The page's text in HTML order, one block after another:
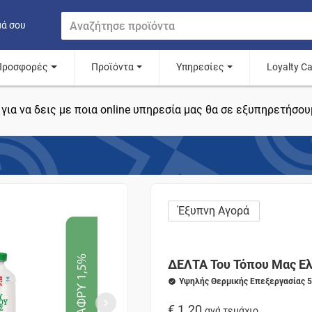
σου
Προϊόντα Υπηρεσίες Loyalty
να δεις με ποια online υπηρεσία μας θα σε
Έξυπνη Αγορά
ΔΕΛΤΑ Του Τόπου Μας
Yψηλής Θερμικής Επεξεργασίας